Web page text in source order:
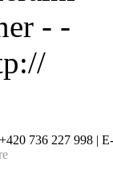
736 227 998 |